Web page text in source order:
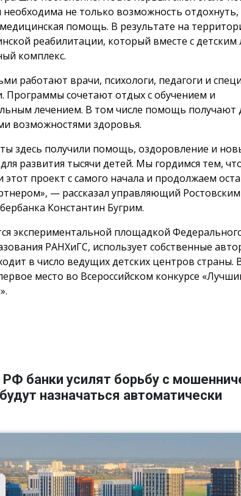
не только возможность
помощь. В результате на
реабилитации, который вместе с детским
комплекс.
работают врачи, психологи, педагоги и
Программы сочетают отдых с обучением и
лечением. В том числе помощь получают
возможностями здоровья.
здесь получили помощь, оздоровление и
развития тысячи детей. Мы гордимся тем,
проект с самого начала и продолжаем
— рассказал управляющий Ростовским
Константин Бугрим.
экспериментальной площадкой
РАНХиГС, использует собственные
в число ведущих детских центров страны.
место во Всероссийском конкурсе
банки усилят борьбу с
назначаться автоматически